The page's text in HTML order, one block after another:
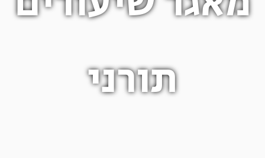
תורני